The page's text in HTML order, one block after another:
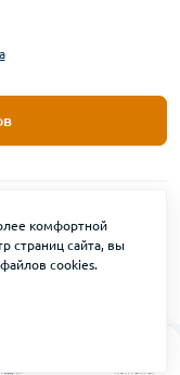
Контакты
комфортной
страниц сайта, вы
cookies.